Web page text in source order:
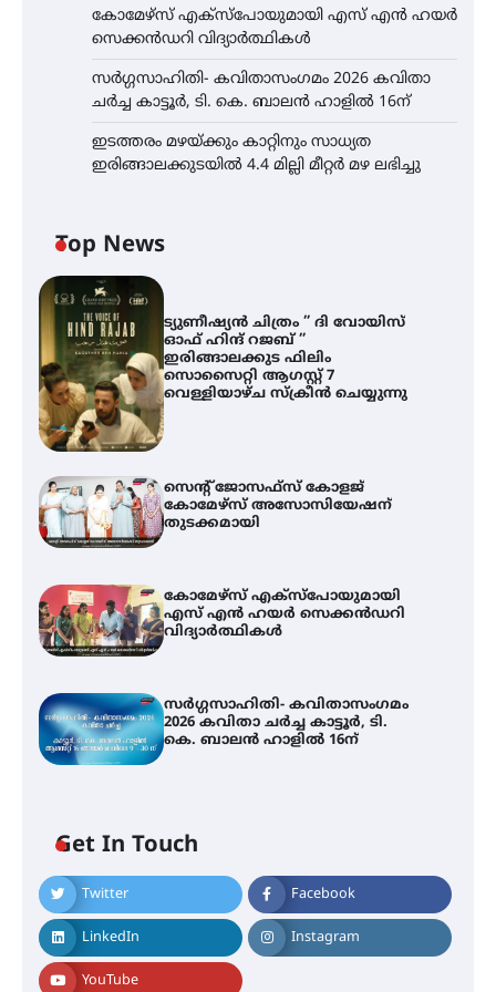
കോമേഴ്സ് എക്സ്പോയുമായി എസ് എൻ ഹയർ
സെക്കൻഡറി വിദ്യാർത്ഥികൾ
സർഗ്ഗസാഹിതി- കവിതാസംഗമം 2026 കവിതാ
ചർച്ച കാട്ടൂർ, ടി. കെ. ബാലൻ ഹാളിൽ 16ന്
ഇടത്തരം മഴയ്ക്കും കാറ്റിനും സാധ്യത
ഇരിങ്ങാലക്കുടയിൽ 4.4 മില്ലി മീറ്റർ മഴ ലഭിച്ചു
Top News
ട്യുണീഷ്യൻ ചിത്രം ” ദി വോയിസ്
ഓഫ് ഹിന്ദ് റജബ് ”
ഇരിങ്ങാലക്കുട ഫിലിം
സൊസൈറ്റി ആഗസ്റ്റ് 7
വെള്ളിയാഴ്ച സ്‌ക്രീൻ ചെയ്യുന്നു
സെന്റ് ജോസഫ്സ് കോളജ്
കോമേഴ്‌സ് അസോസിയേഷന്
തുടക്കമായി
കോമേഴ്സ് എക്സ്പോയുമായി
എസ് എൻ ഹയർ സെക്കൻഡറി
വിദ്യാർത്ഥികൾ
സർഗ്ഗസാഹിതി- കവിതാസംഗമം
2026 കവിതാ ചർച്ച കാട്ടൂർ, ടി.
കെ. ബാലൻ ഹാളിൽ 16ന്
Get In Touch
Twitter Facebook
LinkedIn Instagram
YouTube